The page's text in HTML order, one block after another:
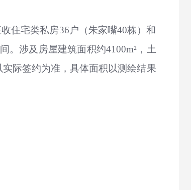
住宅类私房36户（朱家嘴40栋）和
。涉及房屋建筑面积约4100m²，土
际签约为准，具体面积以测绘结果